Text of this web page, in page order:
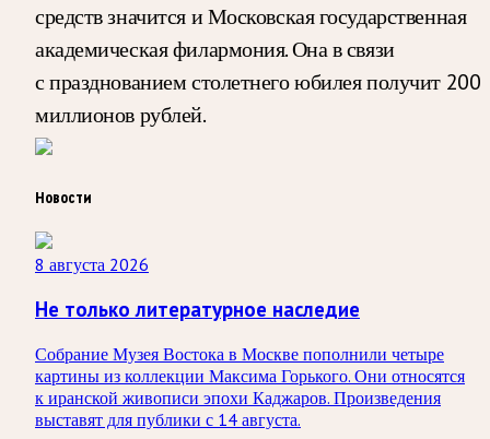
средств значится и Московская государственная
академическая филармония. Она в связи
с празднованием столетнего юбилея получит 200
миллионов рублей.
Новости
8 августа 2026
Не только литературное наследие
Собрание Музея Востока в Москве пополнили четыре
картины из коллекции Максима Горького. Они относятся
к иранской живописи эпохи Каджаров. Произведения
выставят для публики с 14 августа.